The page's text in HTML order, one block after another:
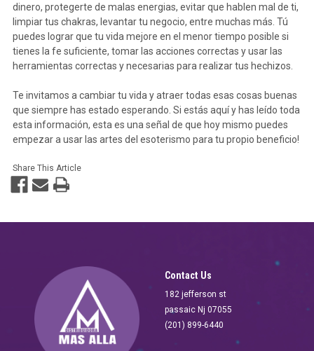
dinero, protegerte de malas energias, evitar que hablen mal de ti,
limpiar tus chakras, levantar tu negocio, entre muchas más. Tú
puedes lograr que tu vida mejore en el menor tiempo posible si
tienes la fe suficiente, tomar las acciones correctas y usar las
herramientas correctas y necesarias para realizar tus hechizos.
Te invitamos a cambiar tu vida y atraer todas esas cosas buenas
que siempre has estado esperando. Si estás aquí y has leído toda
esta información, esta es una señal de que hoy mismo puedes
empezar a usar las artes del esoterismo para tu propio beneficio!
Share This Article
Contact Us
182 jefferson st
passaic Nj 07055
(201) 899-6440